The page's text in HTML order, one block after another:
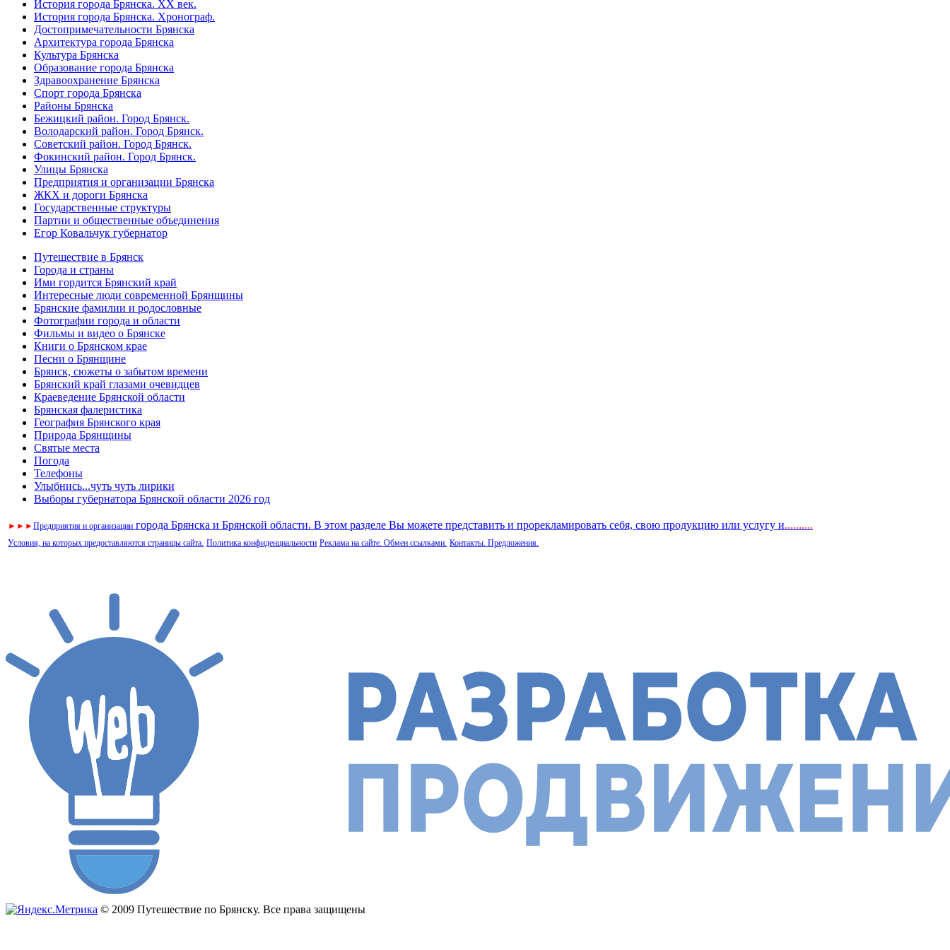
История города Брянска. XX век.
История города Брянска. Хронограф.
Достопримечательности Брянска
Архитектура города Брянска
Культура Брянска
Образование города Брянска
Здравоохранение Брянска
Спорт города Брянска
Районы Брянска
Бежицкий район. Город Брянск.
Володарский район. Город Брянск.
Советский район. Город Брянск.
Фокинский район. Город Брянск.
Улицы Брянска
Предприятия и организации Брянска
ЖКХ и дороги Брянска
Государственные структуры
Партии и общественные объединения
Егор Ковальчук губернатор
Путешествие в Брянск
Города и страны
Ими гордится Брянский край
Интересные люди современной Брянщины
Брянские фамилии и родословные
Фотографии города и области
Фильмы и видео о Брянске
Книги о Брянском крае
Песни о Брянщине
Брянск, сюжеты о забытом времени
Брянский край глазами очевидцев
Краеведение Брянской области
Брянская фалеристика
География Брянского края
Природа Брянщины
Святые места
Погода
Телефоны
Улыбнись...чуть чуть лирики
Выборы губернатора Брянской области 2026 год
► ► ►Предприятия и организации города Брянска и Брянской области. В этом разделе Вы можете представить и прорекламировать себя, свою продукцию или услугу и..........
Условия, на которых предоставляются страницы сайта. Политика конфиденциальности Реклама на сайте. Обмен ссылками. Контакты. Предложения.
© 2009 Путешествие по Брянску. Все права защищены